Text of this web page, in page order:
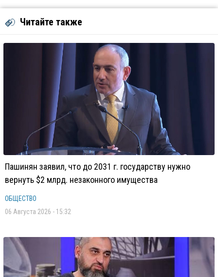
Читайте также
Пашинян заявил, что до 2031 г. государству нужно
вернуть $2 млрд. незаконного имущества
ОБЩЕСТВО
06 Августа 2026 - 15:32